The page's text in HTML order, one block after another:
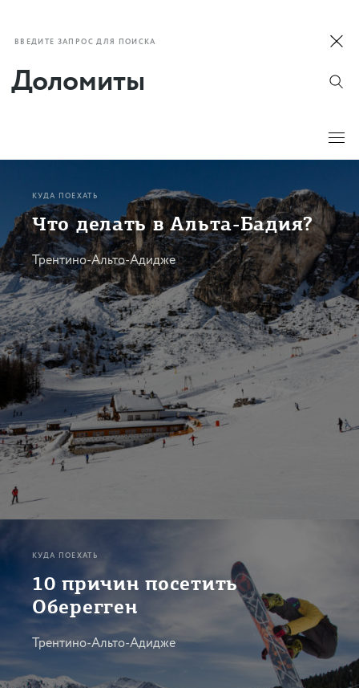
ВВЕДИТЕ ЗАПРОС ДЛЯ ПОИСКА
КУДА ПОЕХАТЬ
Что делать в Альта-Бадия?
Трентино-Альто-Адидже
КУДА ПОЕХАТЬ
10 причин посетить
Оберегген
Трентино-Альто-Адидже